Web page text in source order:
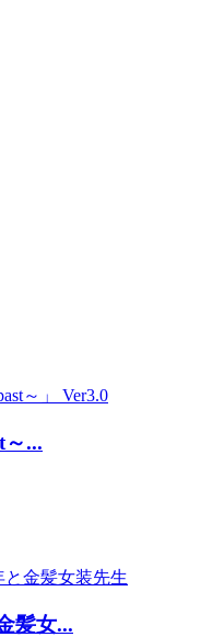
～...
髪女...